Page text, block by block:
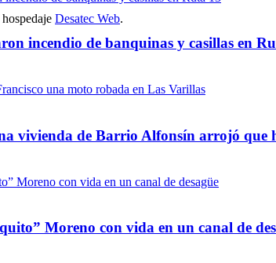
incendio de banquinas y casillas en
vivienda de Barrio Alfonsín arrojó
Moreno con vida en un canal de
Desatec Web.